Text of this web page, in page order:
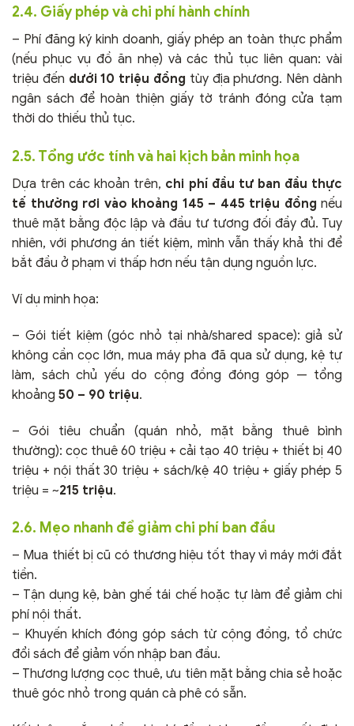
2.4. Giấy phép và chi phí hành chính
– Phí đăng ký kinh doanh, giấy phép an toàn thực phẩm
(nếu phục vụ đồ ăn nhẹ) và các thủ tục liên quan: vài
triệu đến dưới 10 triệu đồng tùy địa phương. Nên dành
ngân sách để hoàn thiện giấy tờ tránh đóng cửa tạm
thời do thiếu thủ tục.
2.5. Tổng ước tính và hai kịch bản minh họa
Dựa trên các khoản trên, chi phí đầu tư ban đầu thực
tế thường rơi vào khoảng 145 – 445 triệu đồng nếu
thuê mặt bằng độc lập và đầu tư tương đối đầy đủ. Tuy
nhiên, với phương án tiết kiệm, mình vẫn thấy khả thi để
bắt đầu ở phạm vi thấp hơn nếu tận dụng nguồn lực.
Ví dụ minh họa:
– Gói tiết kiệm (góc nhỏ tại nhà/shared space): giả sử
không cần cọc lớn, mua máy pha đã qua sử dụng, kệ tự
làm, sách chủ yếu do cộng đồng đóng góp — tổng
khoảng 50 – 90 triệu.
– Gói tiêu chuẩn (quán nhỏ, mặt bằng thuê bình
thường): cọc thuê 60 triệu + cải tạo 40 triệu + thiết bị 40
triệu + nội thất 30 triệu + sách/kệ 40 triệu + giấy phép 5
triệu = ~215 triệu.
2.6. Mẹo nhanh để giảm chi phí ban đầu
– Mua thiết bị cũ có thương hiệu tốt thay vì máy mới đắt
tiền.
– Tận dụng kệ, bàn ghế tái chế hoặc tự làm để giảm chi
phí nội thất.
– Khuyến khích đóng góp sách từ cộng đồng, tổ chức
đổi sách để giảm vốn nhập ban đầu.
– Thương lượng cọc thuê, ưu tiên mặt bằng chia sẻ hoặc
thuê góc nhỏ trong quán cà phê có sẵn.